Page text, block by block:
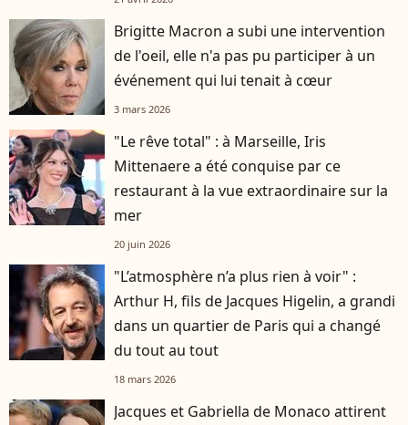
Brigitte Macron a subi une intervention
de l'oeil, elle n'a pas pu participer à un
événement qui lui tenait à cœur
3 mars 2026
"Le rêve total" : à Marseille, Iris
Mittenaere a été conquise par ce
restaurant à la vue extraordinaire sur la
mer
20 juin 2026
"L’atmosphère n’a plus rien à voir" :
Arthur H, fils de Jacques Higelin, a grandi
dans un quartier de Paris qui a changé
du tout au tout
18 mars 2026
Jacques et Gabriella de Monaco attirent